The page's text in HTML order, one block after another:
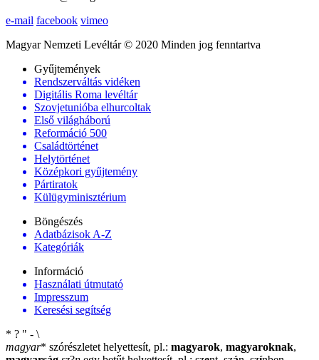
e-mail facebook vimeo
Magyar Nemzeti Levéltár © 2020 Minden jog fenntartva
Gyűjtemények
Rendszerváltás vidéken
Digitális Roma levéltár
Szovjetunióba elhurcoltak
Első világháború
Reformáció 500
Családtörténet
Helytörténet
Középkori gyűjtemény
Pártiratok
Külügyminisztérium
Böngészés
Adatbázisok A-Z
Kategóriák
Információ
Használati útmutató
Impresszum
Keresési segítség
* ? " - \
magyar* szórészletet helyettesít, pl.: magyarok, magyaroknak,